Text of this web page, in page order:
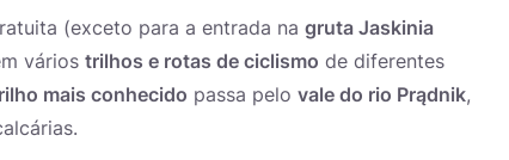
(exceto para a entrada na gruta Jaskinia
vários trilhos e rotas de ciclismo de diferentes
mais conhecido passa pelo vale do rio Prądnik,